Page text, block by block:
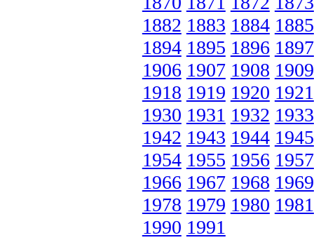
1882 1883 1884 1885
1894 1895 1896 1897
1906 1907 1908 1909
1918 1919 1920 1921
1930 1931 1932 1933
1942 1943 1944 1945
1954 1955 1956 1957
1966 1967 1968 1969
1978 1979 1980 1981
1990 1991